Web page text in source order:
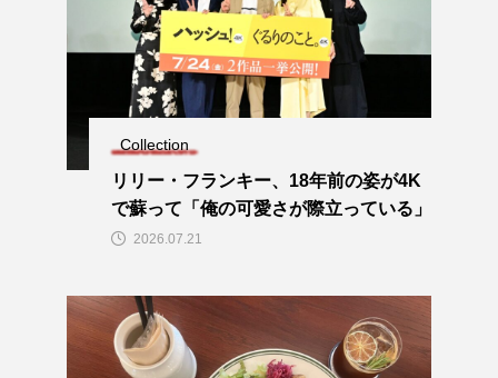
Collection
リリー・フランキー、18年前の姿が4K
で蘇って「俺の可愛さが際立っている」
2026.07.21